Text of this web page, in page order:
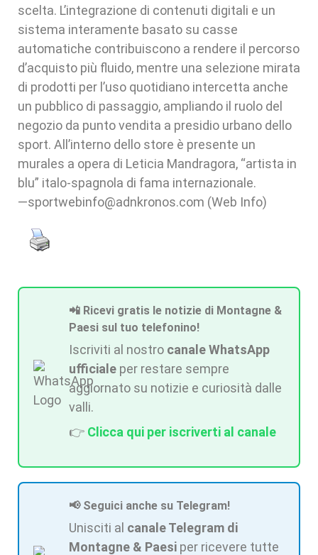
scelta. L’integrazione di contenuti digitali e un
sistema interamente basato su casse
automatiche contribuiscono a rendere il percorso
d’acquisto più fluido, mentre una selezione mirata
di prodotti per l’uso quotidiano intercetta anche
un pubblico di passaggio, ampliando il ruolo del
negozio da punto vendita a presidio urbano dello
sport. All’interno dello store è presente un
murales a opera di Leticia Mandragora, “artista in
blu” italo-spagnola di fama internazionale.
—sportwebinfo@adnkronos.com (Web Info)
📲 Ricevi gratis le notizie di Montagne &
Paesi sul tuo telefonino!
Iscriviti al nostro canale WhatsApp
ufficiale per restare sempre
aggiornato su notizie e curiosità dalle
valli.
👉 Clicca qui per iscriverti al canale
📢 Seguici anche su Telegram!
Unisciti al canale Telegram di
Montagne & Paesi per ricevere tutte